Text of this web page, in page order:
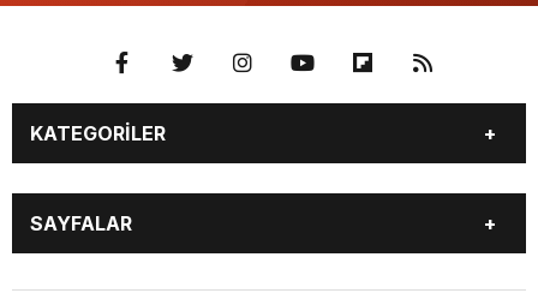
KATEGORİLER
BİYOGRAFİLER
DÜNYA
EĞİTİM
FOTO GALERİ
Genel
GÜNDEM
KÜLTÜR SANAT
SAYFALAR